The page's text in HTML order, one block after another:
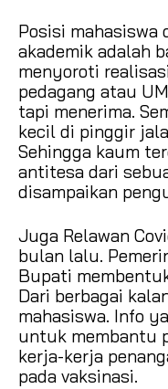
Posisi mahasiswa
akademik adalah
menyoroti
pedagang atau
tapi menerima.
kecil di pinggir
Sehingga kaum
antitesa dari
disampaikan
Juga Relawan
bulan lalu.
Bupati
Dari berbagai
mahasiswa. Info
untuk membantu
kerja-kerja
pada vaksinasi.